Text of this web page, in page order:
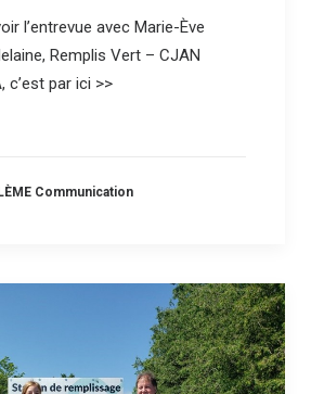
l’entrevue avec Marie-Ève
Remplis Vert – CJAN
c’est par ici >>
Communication